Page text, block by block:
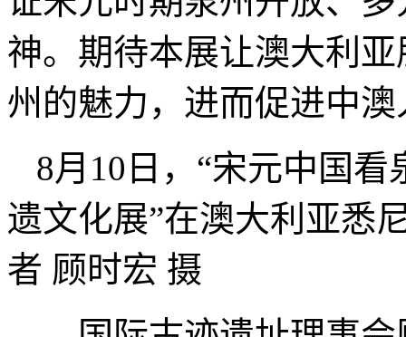
神。期待本展让澳大利
州的魅力，进而促进中
8月10日，“宋元中国
遗文化展”在澳大利亚悉
者 顾时宏 摄